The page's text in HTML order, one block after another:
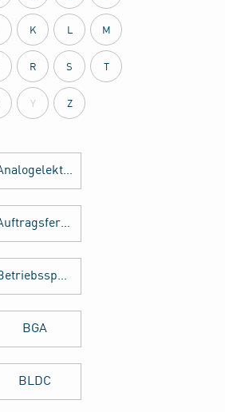
K L M
R S T
Y Z
Analogelektronik
Auftragsfertigung
Betriebsspannung
BGA
BLDC